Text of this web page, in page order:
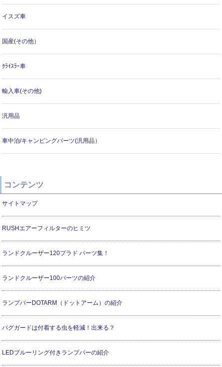
イスズ車
国産(その他）
ｸﾗｲｽﾗｰ車
輸入車(その他)
汎用品
車中泊/キャンピングパーツ(汎用品）
コンテンツ
サイトマップ
RUSHエアーフィルターのヒミツ
ランドクルーザー120プラド パーツ集！
ランドクルーザー100パーツの紹介
ランプバーDOTARM（ドットアーム）の紹介
バグガードは付着する虫を軽減！出来る？
LEDブルーリング付きランプバーの紹介